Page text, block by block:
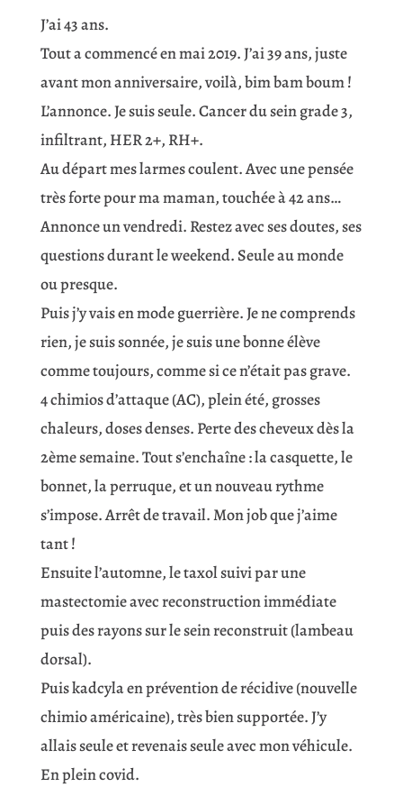
J’ai 43 ans.
Tout a commencé en mai 2019. J’ai 39 ans, juste
avant mon anniversaire, voilà, bim bam boum !
L’annonce. Je suis seule. Cancer du sein grade 3,
infiltrant, HER 2+, RH+.
Au départ mes larmes coulent. Avec une pensée
très forte pour ma maman, touchée à 42 ans…
Annonce un vendredi. Restez avec ses doutes, ses
questions durant le weekend. Seule au monde
ou presque.
Puis j’y vais en mode guerrière. Je ne comprends
rien, je suis sonnée, je suis une bonne élève
comme toujours, comme si ce n’était pas grave.
4 chimios d’attaque (AC), plein été, grosses
chaleurs, doses denses. Perte des cheveux dès la
2ème semaine. Tout s’enchaîne : la casquette, le
bonnet, la perruque, et un nouveau rythme
s’impose. Arrêt de travail. Mon job que j’aime
tant !
Ensuite l’automne, le taxol suivi par une
mastectomie avec reconstruction immédiate
puis des rayons sur le sein reconstruit (lambeau
dorsal).
Puis kadcyla en prévention de récidive (nouvelle
chimio américaine), très bien supportée. J’y
allais seule et revenais seule avec mon véhicule.
En plein covid.